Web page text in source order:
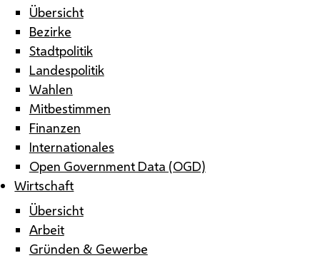
Übersicht
Bezirke
Stadtpolitik
Landespolitik
Wahlen
Mitbestimmen
Finanzen
Internationales
Open Government Data (OGD)
Wirtschaft
Übersicht
Arbeit
Gründen & Gewerbe